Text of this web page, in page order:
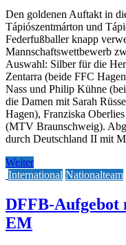
Den goldenen Auftakt in
Tápiószentmárton und
Federfußballer knapp
Mannschaftswettbewerb
Auswahl: Silber für die
Zentarra (beide FFC
Nass und Philip Kühne
die Damen mit Sarah
Hagen), Franziska
(MTV Braunschweig).
durch Deutschland II mit
Weiter
International Nationalteam
DFFB-
EM